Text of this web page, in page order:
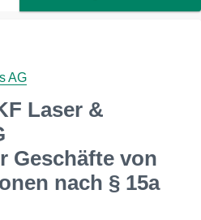
AG
Laser &
Geschäfte von
nach § 15a